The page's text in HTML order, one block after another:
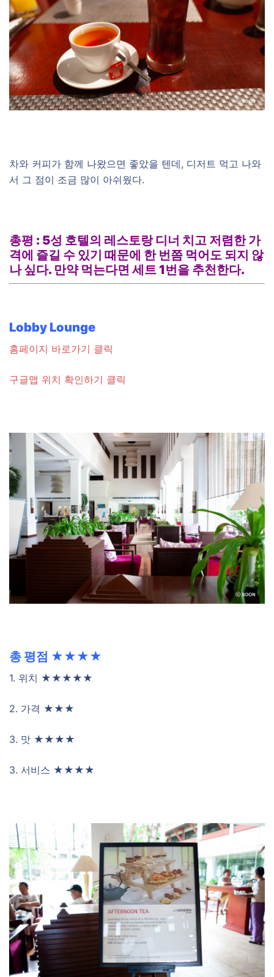
차와 커피가 함께 나왔으면 좋았을 텐데, 디저트 먹고 나와
서 그 점이 조금 많이 아쉬웠다.
총평 : 5성 호텔의 레스토랑 디너 치고 저렴한 가
격에 즐길 수 있기 때문에 한 번쯤 먹어도 되지 않
나 싶다. 만약 먹는다면 세트 1번을 추천한다.
Lobby Lounge
홈페이지 바로가기 클릭
구글맵 위치 확인하기 클릭
총 평점 ★★★★
1. 위치 ★★★★★
2. 가격 ★★★
3. 맛 ★★★★
3. 서비스 ★★★★